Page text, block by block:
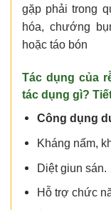
gặp phải trong
hóa, chướng
hoặc táo bón
Tác dụng của
tác dụng gì?
Công dụng
Kháng nấm,
Diệt giun
Hỗ trợ chức